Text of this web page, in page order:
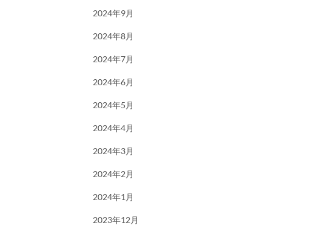
2024年9月
2024年8月
2024年7月
2024年6月
2024年5月
2024年4月
2024年3月
2024年2月
2024年1月
2023年12月